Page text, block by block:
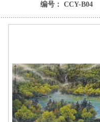
编号： CCY-B04